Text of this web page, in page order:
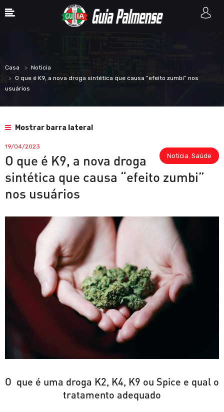
Casa
Noticia
O que é K9, a nova droga sintética que causa “efeito zumbi” nos
usuários
Mostrar barra lateral
Noticia, Saúde
19/04/2023
O que é K9, a nova droga
sintética que causa “efeito zumbi”
nos usuários
O que é uma droga K2, K4, K9 ou Spice e qual o
tratamento adequado